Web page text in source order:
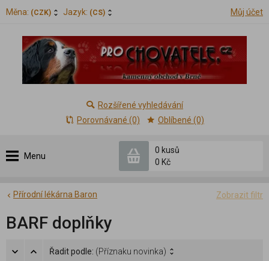
Měna: (CZK) Jazyk: (CS) Můj účet
Menu
0 kusů
0 Kč
Rozšířené vyhledávání
Porovnávané (0)
Oblíbené (0)
Zobrazit filtr
Přírodní lékárna Baron
BARF doplňky
Řadit podle: (Příznaku novinka)